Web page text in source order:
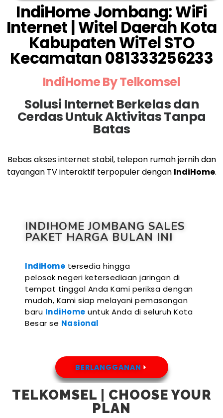
IndiHome Jombang: WiFi
Internet | Witel Daerah Kota
Kabupaten WiTel STO
Kecamatan 081333256233
IndiHome By Telkomsel
Solusi Internet Berkelas dan
Cerdas Untuk Aktivitas Tanpa
Batas
Bebas akses internet stabil, telepon rumah jernih dan
tayangan TV interaktif terpopuler dengan IndiHome.
INDIHOME JOMBANG SALES
PAKET HARGA BULAN INI
IndiHome tersedia hingga
pelosok negeri ketersediaan jaringan di
tempat tinggal Anda Kami periksa dengan
mudah, Kami siap melayani pemasangan
baru IndiHome untuk Anda di seluruh Kota
Besar se Nasional
BERLANGGANAN
TELKOMSEL | CHOOSE YOUR
PLAN